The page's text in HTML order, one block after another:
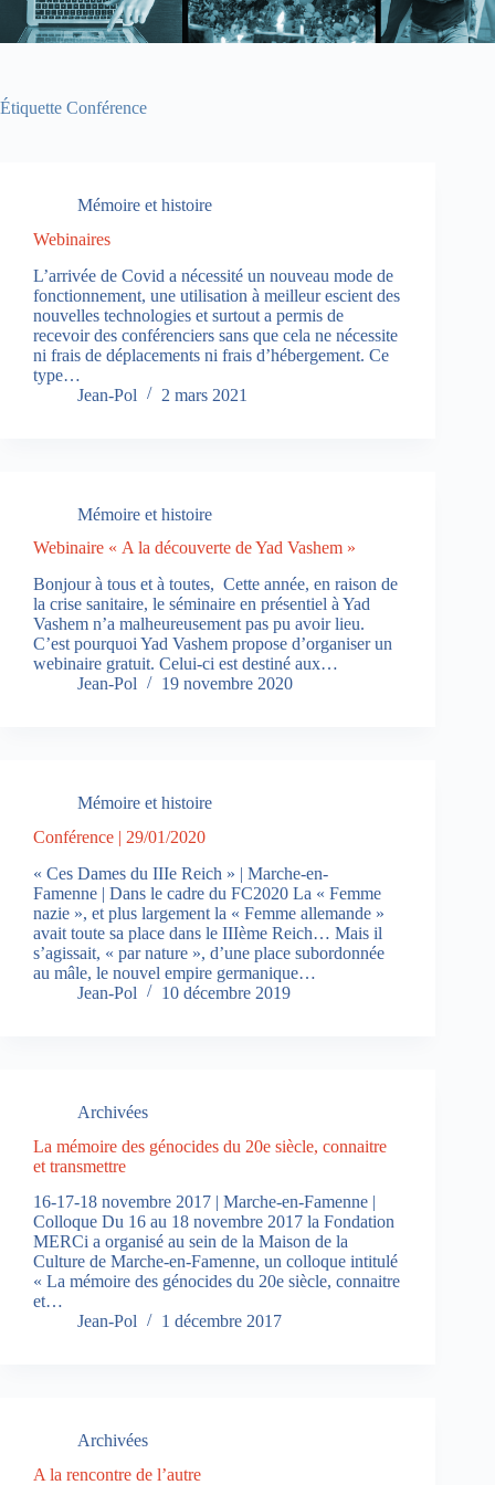
Étiquette Conférence
Mémoire et histoire
Webinaires
L’arrivée de Covid a nécessité un nouveau mode de
fonctionnement, une utilisation à meilleur escient des
nouvelles technologies et surtout a permis de
recevoir des conférenciers sans que cela ne nécessite
ni frais de déplacements ni frais d’hébergement. Ce
type…
Jean-Pol
2 mars 2021
Mémoire et histoire
Webinaire « A la découverte de Yad Vashem »
Bonjour à tous et à toutes, Cette année, en raison de
la crise sanitaire, le séminaire en présentiel à Yad
Vashem n’a malheureusement pas pu avoir lieu.
C’est pourquoi Yad Vashem propose d’organiser un
webinaire gratuit. Celui-ci est destiné aux…
Jean-Pol
19 novembre 2020
Mémoire et histoire
Conférence | 29/01/2020
« Ces Dames du IIIe Reich » | Marche-en-
Famenne | Dans le cadre du FC2020 La « Femme
nazie », et plus largement la « Femme allemande »
avait toute sa place dans le IIIème Reich… Mais il
s’agissait, « par nature », d’une place subordonnée
au mâle, le nouvel empire germanique…
Jean-Pol
10 décembre 2019
Archivées
La mémoire des génocides du 20e siècle, connaitre
et transmettre
16-17-18 novembre 2017 | Marche-en-Famenne |
Colloque Du 16 au 18 novembre 2017 la Fondation
MERCi a organisé au sein de la Maison de la
Culture de Marche-en-Famenne, un colloque intitulé
« La mémoire des génocides du 20e siècle, connaitre
et…
Jean-Pol
1 décembre 2017
Archivées
A la rencontre de l’autre